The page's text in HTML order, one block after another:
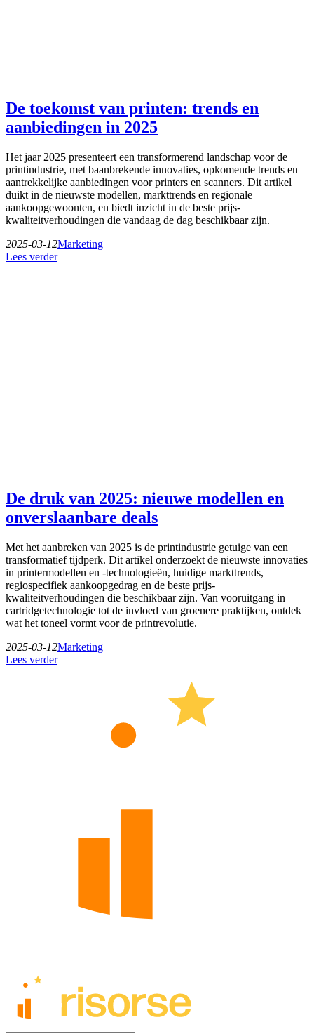
De toekomst van printen: trends en
aanbiedingen in 2025
Het jaar 2025 presenteert een transformerend landschap voor de
printindustrie, met baanbrekende innovaties, opkomende trends en
aantrekkelijke aanbiedingen voor printers en scanners. Dit artikel
duikt in de nieuwste modellen, markttrends en regionale
aankoopgewoonten, en biedt inzicht in de beste prijs-
kwaliteitverhoudingen die vandaag de dag beschikbaar zijn.
2025-03-12Marketing
Lees verder
De druk van 2025: nieuwe modellen en
onverslaanbare deals
Met het aanbreken van 2025 is de printindustrie getuige van een
transformatief tijdperk. Dit artikel onderzoekt de nieuwste innovaties
in printermodellen en -technologieën, huidige markttrends,
regiospecifiek aankoopgedrag en de beste prijs-
kwaliteitverhoudingen die beschikbaar zijn. Van vooruitgang in
cartridgetechnologie tot de invloed van groenere praktijken, ontdek
wat het toneel vormt voor de printrevolutie.
2025-03-12Marketing
Lees verder